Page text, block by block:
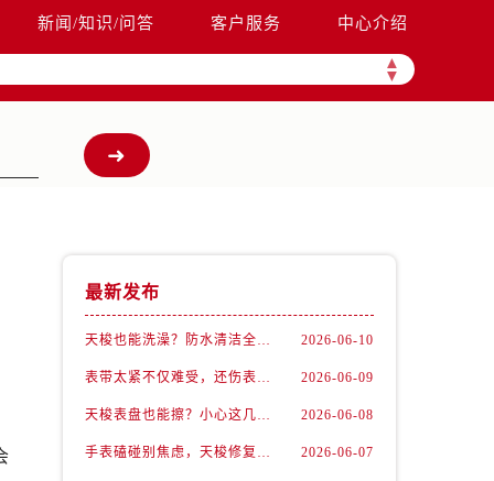
新闻/知识/问答 客户服务 中心介绍
▲
▼
最新发布
天梭也能洗澡？防水清洁全攻略 2026-06-10
表带太紧不仅难受，还伤表！天梭佩戴优化技巧 2026-06-09
天梭表盘也能擦？小心这几点才不伤机芯 2026-06-08
手表磕碰别焦虑，天梭修复有妙招 2026-06-07